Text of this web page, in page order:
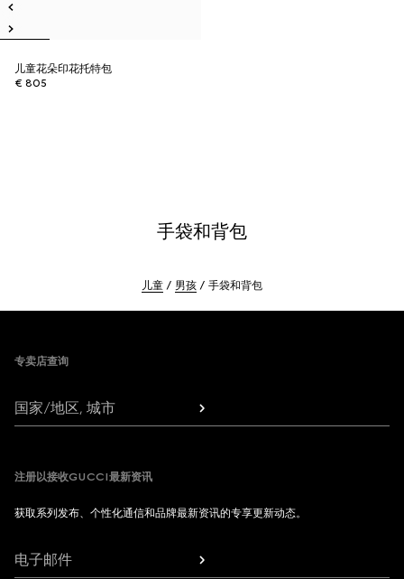
儿童花朵印花托特包
€ 805
手袋和背包
儿童 男孩 手袋和背包
专卖店查询
国家/地区, 城市
注册以接收GUCCI最新资讯
获取系列发布、个性化通信和品牌最新资讯的专享更新动态。
电子邮件